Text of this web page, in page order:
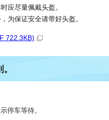
应尽量佩戴头盔。
为保证安全请带好头盔。
722.3KB)
停车等待。